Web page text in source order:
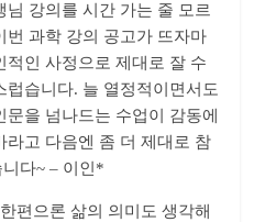
강의를 시간 가는 줄 모르
번 과학 강의 공고가 뜨자마
적인 사정으로 제대로 잘 수
습니다. 늘 열정적이면서도
을 넘나드는 수업이 감동에
라고 다음엔 좀 더 제대로 참
다~ – 이인*
편으론 삶의 의미도 생각해